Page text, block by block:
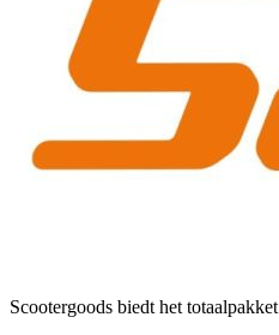
Scootergoods biedt het totaalpakket